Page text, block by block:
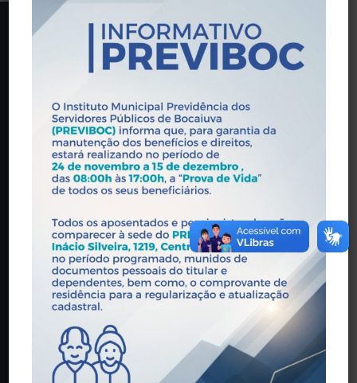
PREVIBOC
39390-000
(38) 3251-5601
contato@previboc.mg.gov.br
Horário de Atendimento: 08:00 às 17:00
O INSTITUTO
Estrutura